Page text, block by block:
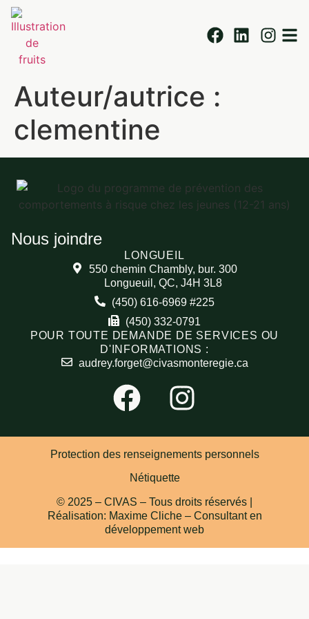
Civas Montérégie
Historique du programme
Partenaires
Modalités
Auteur/autrice :
clementine
Nous joindre
LONGUEIL
550 chemin Chambly, bur. 300
Longueuil, QC, J4H 3L8
(450) 616-6969 #225
(450) 332-0791
POUR TOUTE DEMANDE DE SERVICES OU
D'INFORMATIONS :
audrey.forget@civasmonteregie.ca
Protection des renseignements personnels
Nétiquette
© 2025 – CIVAS – Tous droits réservés |
Réalisation: Maxime Cliche – Consultant en
développement web